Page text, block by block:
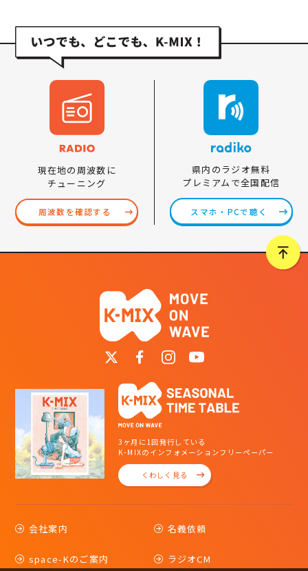
現在地の周波数に
チューニング
周波数を確認する
県内のラジオ無料
プレミアムで全国配信
スマホ・PCで聴く
3ヶ月に1回発行している
K-MIXのインフォメーションフリーペーパー
くわしく見る
会社案内 名義依頼
space-Kのご案内 ラジオCM